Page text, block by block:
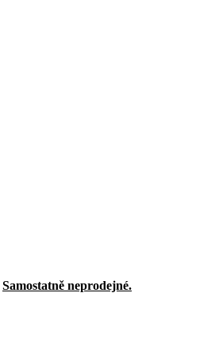
Samostatně neprodejné.